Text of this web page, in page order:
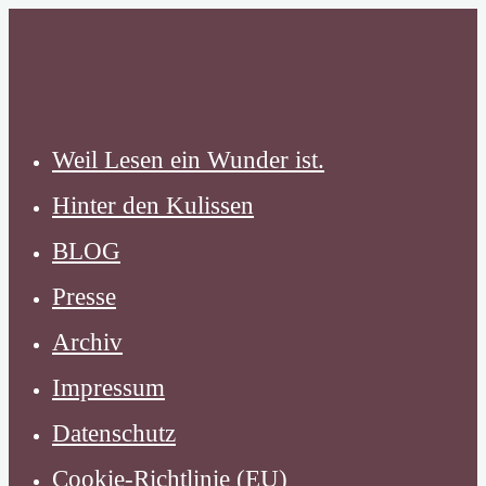
Weil Lesen ein Wunder ist.
Hinter den Kulissen
BLOG
Presse
Archiv
Impressum
Datenschutz
Cookie-Richtlinie (EU)